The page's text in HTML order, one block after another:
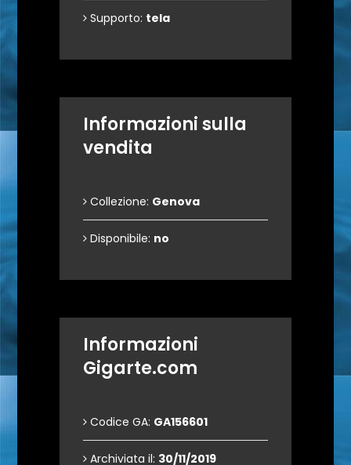
Supporto: tela
Informazioni sulla
vendita
Collezione: Genova
Disponibile: no
Informazioni
Gigarte.com
Codice GA: GA156601
Archiviata il: 30/11/2019